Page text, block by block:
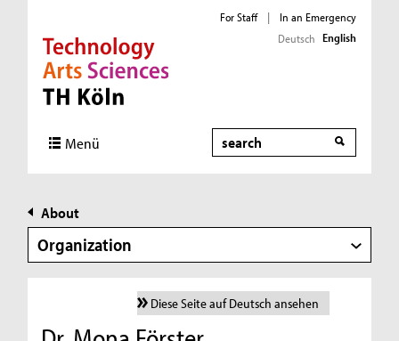
Direkt zur Hauptnavigation
Direkt zur Subnavigation
Direkt zum Inhalt
Direkt zum Fußbereich
For Staff |
In an Emergency
Deutsch English
Menü Search
About
Organization
Diese Seite auf Deutsch ansehen